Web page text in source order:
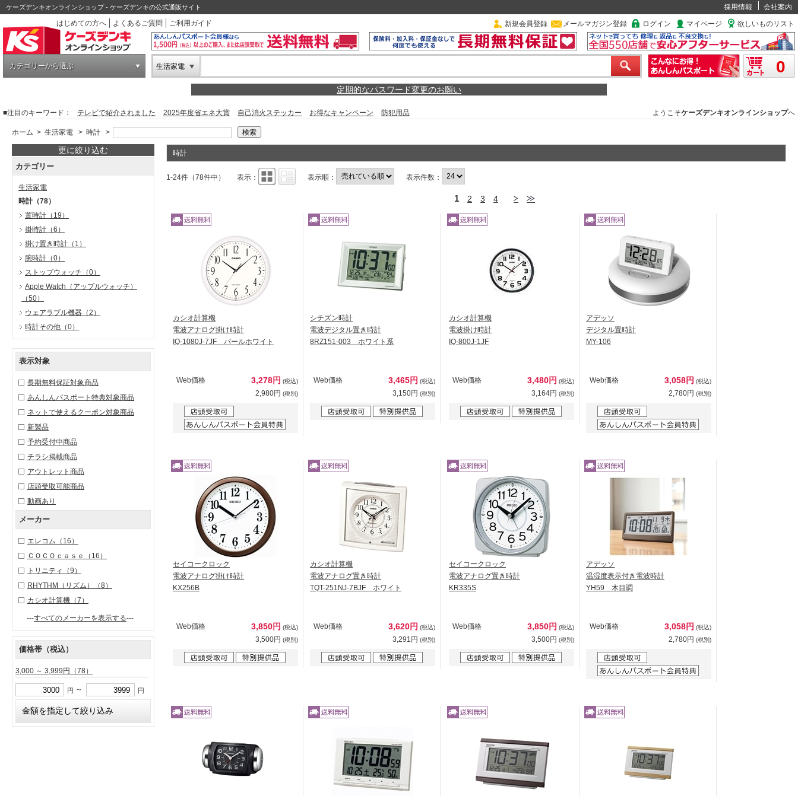
ケーズデンキオンラインショップ - ケーズデンキの公式通販サイト 採用情報
会社案内
はじめての方へ
よくあるご質問 ご利用ガイド 新規会員登録 メールマガジン登録 ログイン マイページ 欲しいものリスト
カテゴリーから選ぶ 生活家電 0
定期的なパスワード変更のお願い
■注目のキーワード： テレビで紹介されました 2025年度省エネ大賞 自己消火ステッカー お得なキャンペーン 防犯用品 ようこそケーズデンキオンラインショップへ
ホーム > 生活家電 > 時計 >
更に絞り込む
カテゴリー
生活家電
時計（78）
置時計 （19）
掛時計 （6）
掛け置き時計 （1）
腕時計 （0）
ストップウォッチ （0）
Apple Watch（アップルウォッチ）
（50）
ウェアラブル機器 （2）
時計その他 （0）
表示対象
長期無料保証対象商品
あんしんパスポート特典対象商品
ネットで使えるクーポン対象商品
新製品
予約受付中商品
チラシ掲載商品
アウトレット商品
店頭受取可能商品
動画あり
メーカー
エレコム （16）
ＣＯＣＯｃａｓｅ
（16）
トリニティ
（9）
RHYTHM（リズム）
（8）
カシオ計算機 （7）
---すべてのメーカーを表示する---
価格帯（税込）
3,000 ～ 3,999円 （78）
円 ～ 円
時計
1-24件（78件中） 表示： 表示順： 表示件数：
1 2 3 4
カシオ計算機
電波アナログ掛け時計
IQ-1080J-7JF パールホワイト
Web価格 3,278円 (税込)
2,980円 (税別)
シチズン時計
電波デジタル置き時計
8RZ151-003 ホワイト系
Web価格 3,465円 (税込)
3,150円 (税別)
カシオ計算機
電波掛け時計
IQ-800J-1JF
Web価格 3,480円 (税込)
3,164円 (税別)
アデッソ
デジタル置時計
MY-106
Web価格 3,058円 (税込)
2,780円 (税別)
セイコークロック
電波アナログ掛け時計
KX256B
Web価格 3,850円 (税込)
3,500円 (税別)
カシオ計算機
電波アナログ置き時計
TQT-251NJ-7BJF ホワイト
Web価格 3,620円 (税込)
3,291円 (税別)
セイコークロック
電波アナログ置き時計
KR335S
Web価格 3,850円 (税込)
3,500円 (税別)
アデッソ
温湿度表示付き電波時計
YH59 木目調
Web価格 3,058円 (税込)
2,780円 (税別)